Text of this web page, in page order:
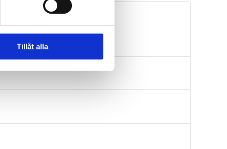
Tillåt alla